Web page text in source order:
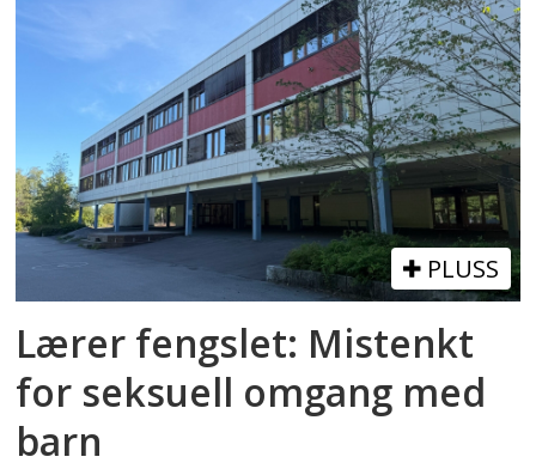
PLUSS
Lærer fengslet: Mistenkt
for seksuell omgang med
barn